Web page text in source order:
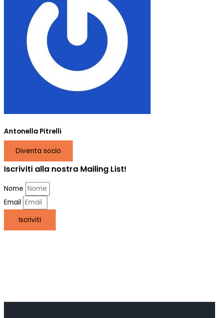
Antonella Pitrelli
Diventa socio
Iscriviti alla nostra Mailing List!
Nome
Email
Iscriviti